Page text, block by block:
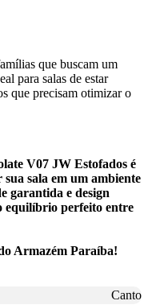
que buscam um
para salas de estar
que precisam otimizar o
V07 JW Estofados é
sala em um ambiente
garantida e design
equilíbrio perfeito entre
Armazém Paraíba!
Canto